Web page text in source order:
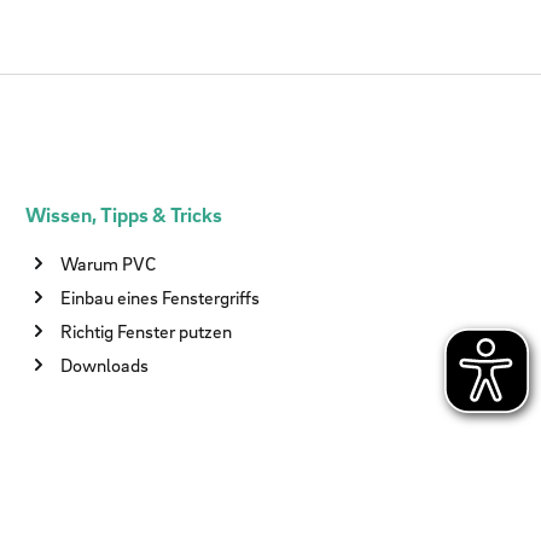
Wissen, Tipps & Tricks
Warum PVC
Einbau eines Fenstergriffs
Richtig Fenster putzen
Downloads